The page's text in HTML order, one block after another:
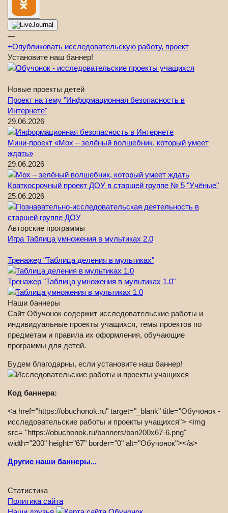
—
+Опубликовать исследовательскую работу, проект
Установите наш баннер!
Новые проекты детей
Проект на тему "Информационная безопасность в
Интернете"
29.06.2026
Мини-проект «Мох – зелёный волшебник, который умеет
ждать»
29.06.2026
Краткосрочный проект ДОУ в старшей группе № 5 "Учёные"
25.06.2026
Авторские программы
Игра Таблица умножения в мультиках 2.0
Тренажер "Таблица деления в мультиках"
Тренажер "Таблица умножения в мультиках 1.0"
Наши баннеры
Сайт Обучонок содержит исследовательские работы и
индивидуальные проекты учащихся, темы проектов по
предметам и правила их оформления, обучающие
программы для детей.
Будем благодарны, если установите наш баннер!
Код баннера:
<a href="https://obuchonok.ru" target="_blank" title="Обучонок -
исследовательские работы и проекты учащихся"> <img
src= "https://obuchonok.ru/banners/ban200x67-6.png"
width="200" height="67" border="0" alt="Обучонок"></a>
Другие наши баннеры...
Статистика
Политика сайта